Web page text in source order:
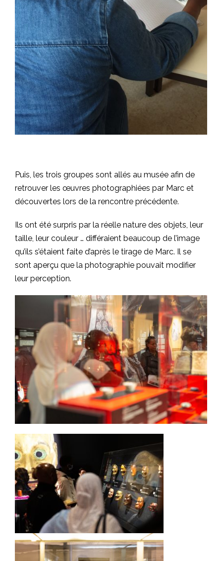
Puis, les trois groupes sont allés au musée afin de
retrouver les œuvres photographiées par Marc et
découvertes lors de la rencontre précédente.
Ils ont été surpris par la réelle nature des objets, leur
taille, leur couleur … différaient beaucoup de l’image
qu’ils s’étaient faite d’après le tirage de Marc. Il se
sont aperçu que la photographie pouvait modifier
leur perception.